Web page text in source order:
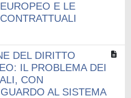
E LE
DEL DIRITTO
IL PROBLEMA DEI
CON
AL SISTEMA